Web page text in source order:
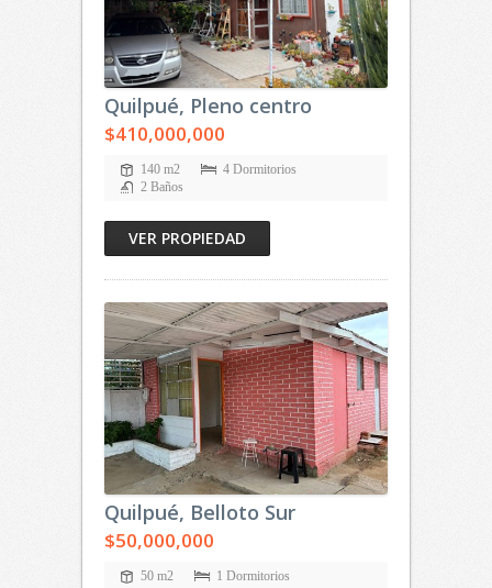
Quilpué, Pleno centro
$410,000,000
140 m2
4 Dormitorios
2 Baños
VER PROPIEDAD
Quilpué, Belloto Sur
$50,000,000
50 m2
1 Dormitorios